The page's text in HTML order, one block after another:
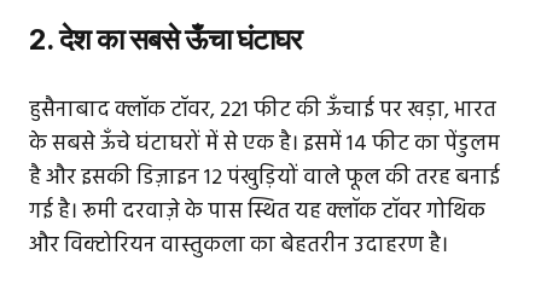
2. देश का सबसे ऊँचा घंटाघर
हुसैनाबाद क्लॉक टॉवर, 221 फीट की ऊँचाई पर खड़ा, भारत
के सबसे ऊँचे घंटाघरों में से एक है। इसमें 14 फीट का पेंडुलम
है और इसकी डिज़ाइन 12 पंखुड़ियों वाले फूल की तरह बनाई
गई है। रूमी दरवाज़े के पास स्थित यह क्लॉक टॉवर गोथिक
और विक्टोरियन वास्तुकला का बेहतरीन उदाहरण है।